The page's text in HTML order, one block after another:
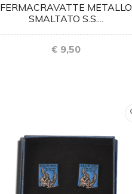
FERMACRAVATTE METALLO
SMALTATO S.S....
€ 9,50